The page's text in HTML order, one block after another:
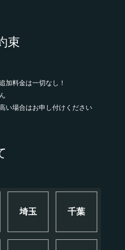
束
加料金は一切なし！
い場合はお申し付けください
埼玉 千葉